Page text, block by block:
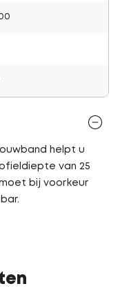
helpt u
van 25
moet bij voorkeur